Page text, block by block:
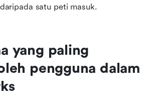
satu peti masuk.
yang paling
pengguna dalam